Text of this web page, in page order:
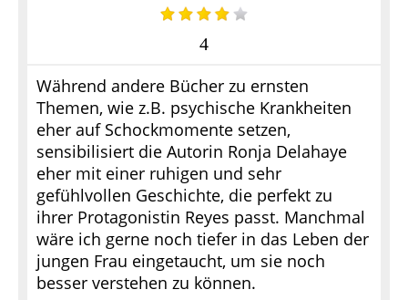
4
Während andere Bücher zu ernsten
Themen, wie z.B. psychische Krankheiten
eher auf Schockmomente setzen,
sensibilisiert die Autorin Ronja Delahaye
eher mit einer ruhigen und sehr
gefühlvollen Geschichte, die perfekt zu
ihrer Protagonistin Reyes passt. Manchmal
wäre ich gerne noch tiefer in das Leben der
jungen Frau eingetaucht, um sie noch
besser verstehen zu können.